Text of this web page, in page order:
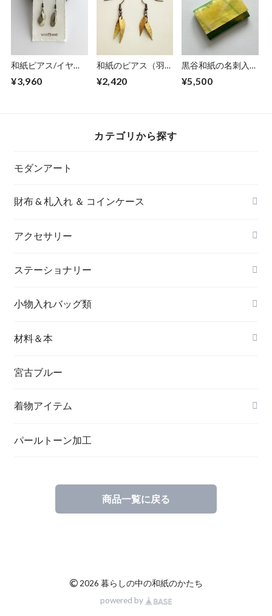
和紙ピアス/イヤリ
S
¥3,960
和紙のピアス（羽）
¥2,420
黒谷和紙の名刺入れ
¥5,500
カテゴリから探す
モダンアート
財布 & 札入れ ＆ コインケース
長財布
アクセサリー
イヤリング＆ピアス
バングル＆ブレスレット
ペンダント
ブローチ
ステーショナリー
名刺入れ
メッセージカード
一筆箋
小物入れバッグ類
バッグ
材料＆本
ハンドメイドキット
宮古ブルー
着物アイテム
パールトーン加工
商品一覧に戻る
© 2026 暮らしの中の和紙のかたち
powered by